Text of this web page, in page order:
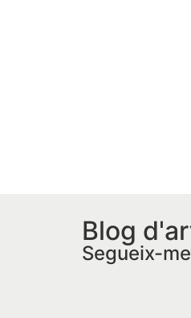
Blog
Segueix-